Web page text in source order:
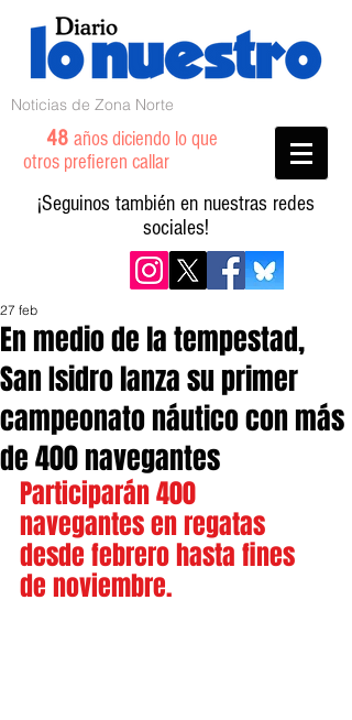
Noticias de Zona Norte
48 años diciendo lo que
otros prefieren callar
¡Seguinos también en nuestras redes
sociales!
En medio de la tempestad,
San Isidro lanza su primer
campeonato náutico con más
de 400 navegantes
27 feb
Participarán 400
navegantes en regatas
desde febrero hasta fines
de noviembre.